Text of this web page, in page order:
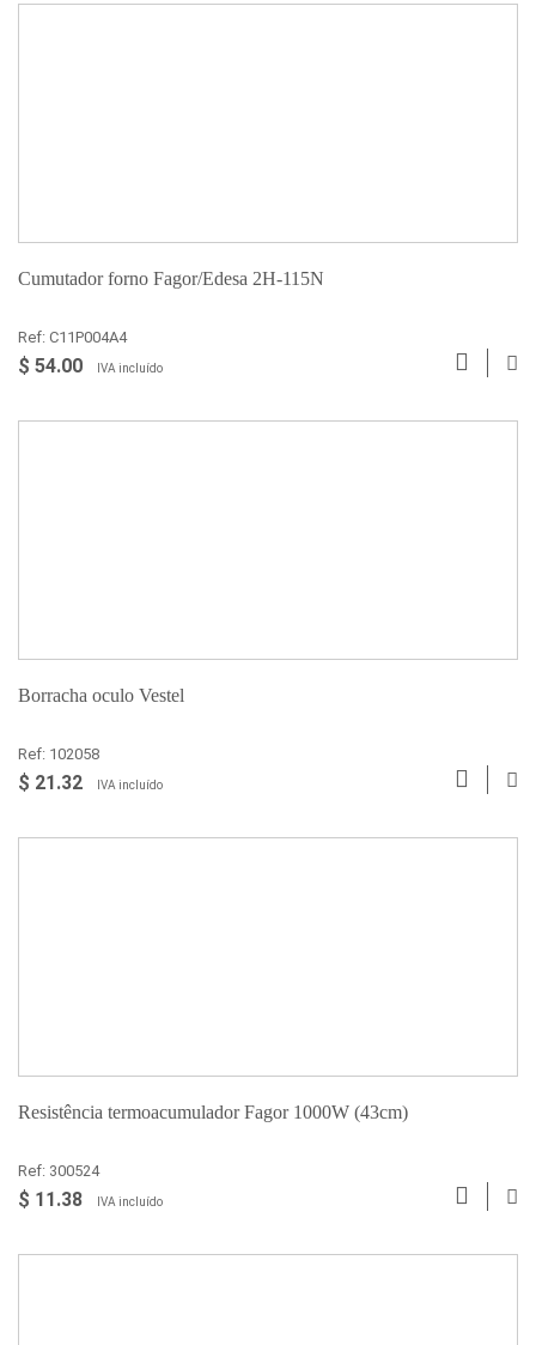
Cumutador forno Fagor/Edesa 2H-115N
Ref: C11P004A4
$ 54.00 IVA incluído
Borracha oculo Vestel
Ref: 102058
$ 21.32 IVA incluído
Resistência termoacumulador Fagor 1000W (43cm)
Ref: 300524
$ 11.38 IVA incluído